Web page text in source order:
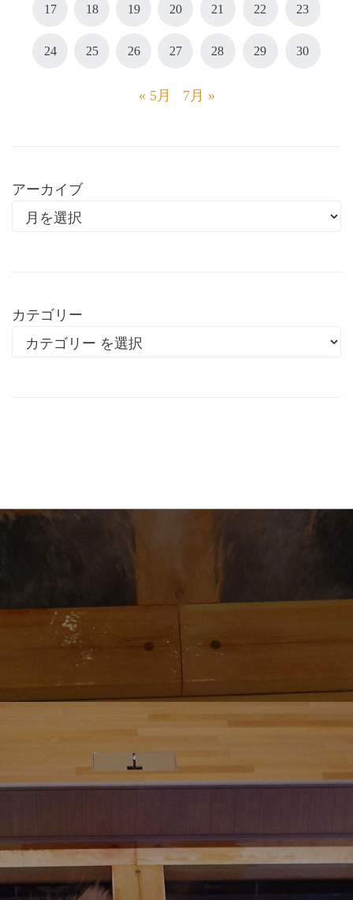
17 18 19 20 21 22 23
24 25 26 27 28 29 30
« 5月 7月 »
アーカイブ
カテゴリー